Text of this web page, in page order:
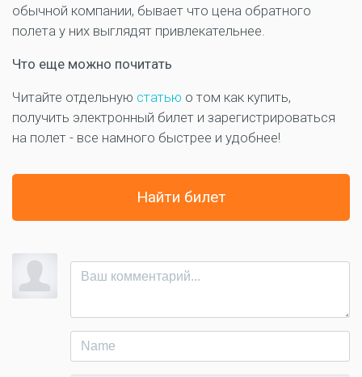
обычной компании, бывает что цена обратного
полета у них выглядят привлекательнее.
Что еще можно почитать
Читайте отдельную статью о том как купить,
получить электронный билет и зарегистрироваться
на полет - все намного быстрее и удобнее!
Найти билет